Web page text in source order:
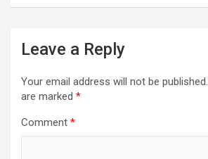
Leave a Reply
Your email address will not be published.
are marked *
Comment *